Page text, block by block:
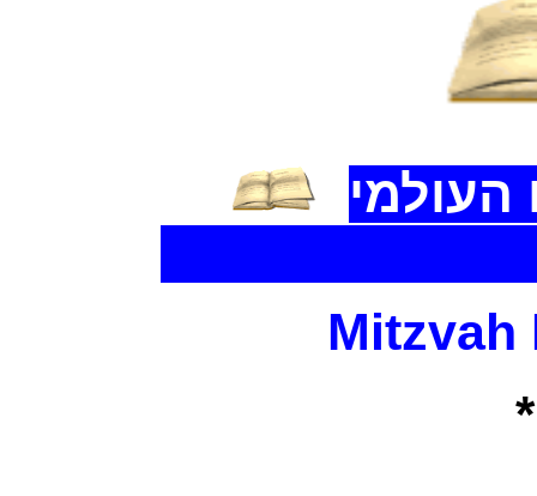
העולמי
Mitzvah